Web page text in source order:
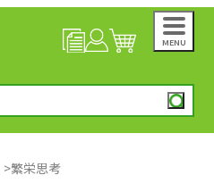
MENU
繁栄思考